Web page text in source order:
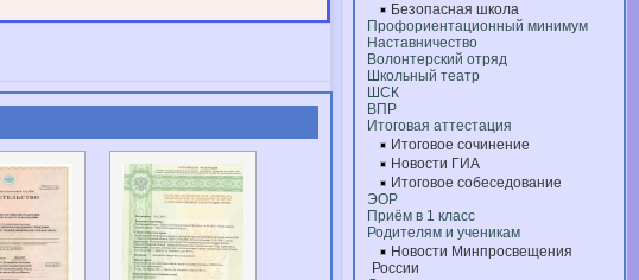
Безопасная школа
Профориентационный минимум
Наставничество
Волонтерский отряд
Школьный театр
ШСК
ВПР
Итоговая аттестация
Итоговое сочинение
Новости ГИА
Итоговое собеседование
ЭОР
Приём в 1 класс
Родителям и ученикам
Новости Минпросвещения
России